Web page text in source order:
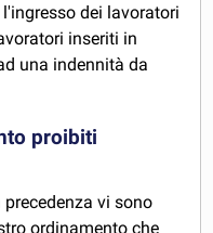
dei lavoratori
inseriti in
una indennità da
proibiti
vi sono
ordinamento che